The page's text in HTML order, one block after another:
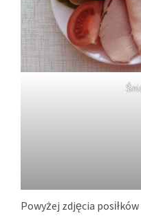
Powyżej zdjęcia posiłków